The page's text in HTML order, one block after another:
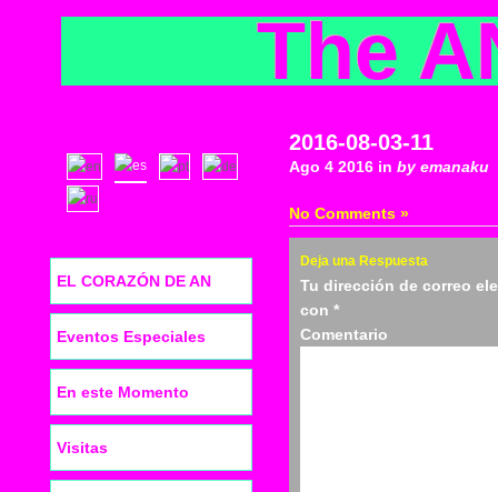
The
2016-08-03-11
Ago 4 2016 in by emanaku
No Comments »
Deja una Respuesta
Tu dirección de correo
con *
EL CORAZÓN DE AN
Eventos Especiales
En este Momento
Visitas